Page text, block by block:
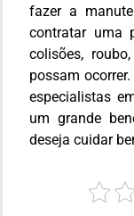
fazer a
contratar uma
colisões,
possam
especialistas
um grande
deseja cuidar